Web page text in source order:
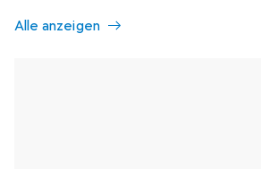
Alle anzeigen